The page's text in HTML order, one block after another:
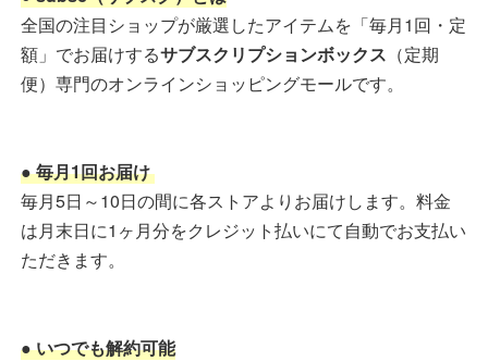
全国の注目ショップが厳選したアイテムを「毎月1回・定
額」でお届けするサブスクリプションボックス （定期
便）専門のオンラインショッピングモールです。
● 毎月1回お届け
毎月5日～10日の間に各ストアよりお届けします。料金
は月末日に1ヶ月分をクレジット払いにて自動でお支払い
ただきます。
● いつでも解約可能